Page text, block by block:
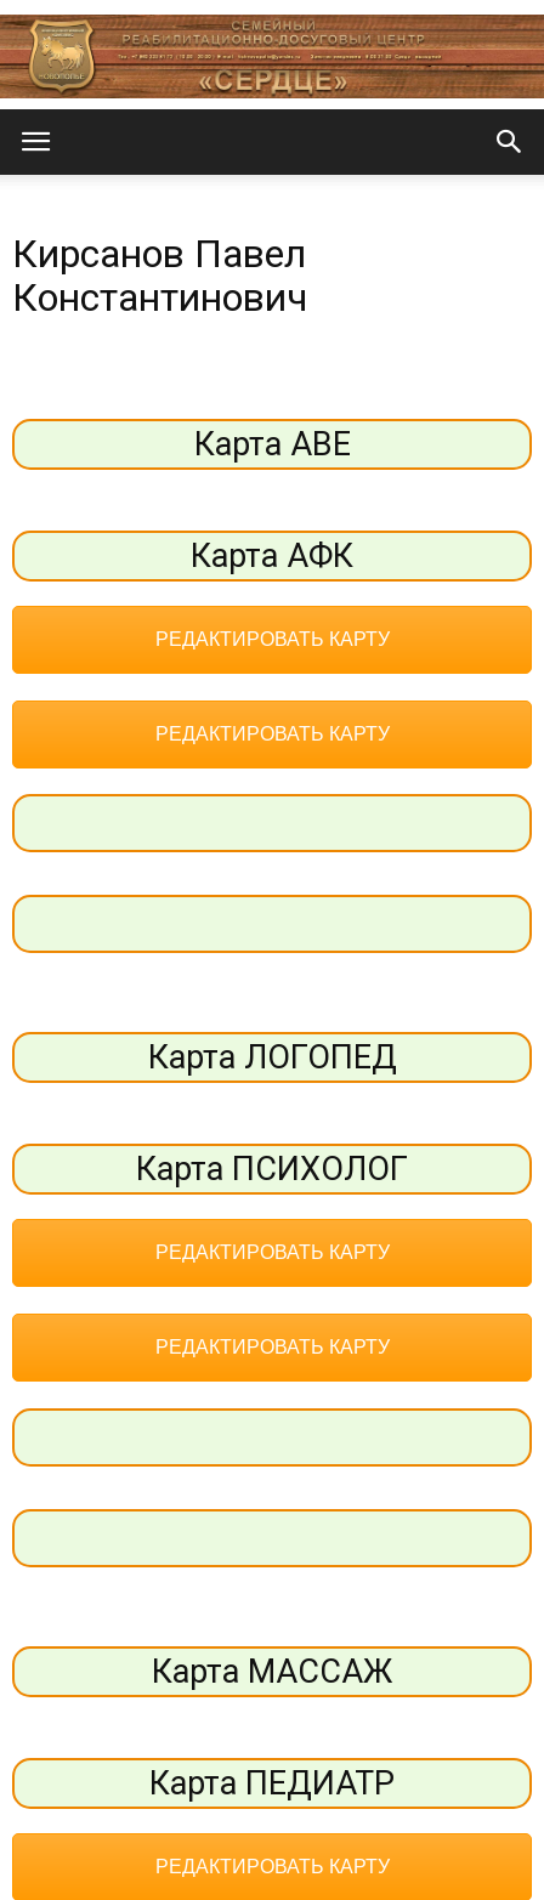
«СеРДЦе»
Кирсанов Павел
Константинович
Карта АВЕ
Карта АФК
РЕДАКТИРОВАТЬ КАРТУ
РЕДАКТИРОВАТЬ КАРТУ
Карта ЛОГОПЕД
Карта ПСИХОЛОГ
РЕДАКТИРОВАТЬ КАРТУ
РЕДАКТИРОВАТЬ КАРТУ
Карта МАССАЖ
Карта ПЕДИАТР
РЕДАКТИРОВАТЬ КАРТУ